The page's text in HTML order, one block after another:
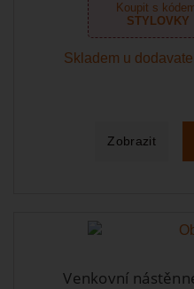
Koupit s
STYLOVKY
Skladem u
Zobrazit
Venkovní